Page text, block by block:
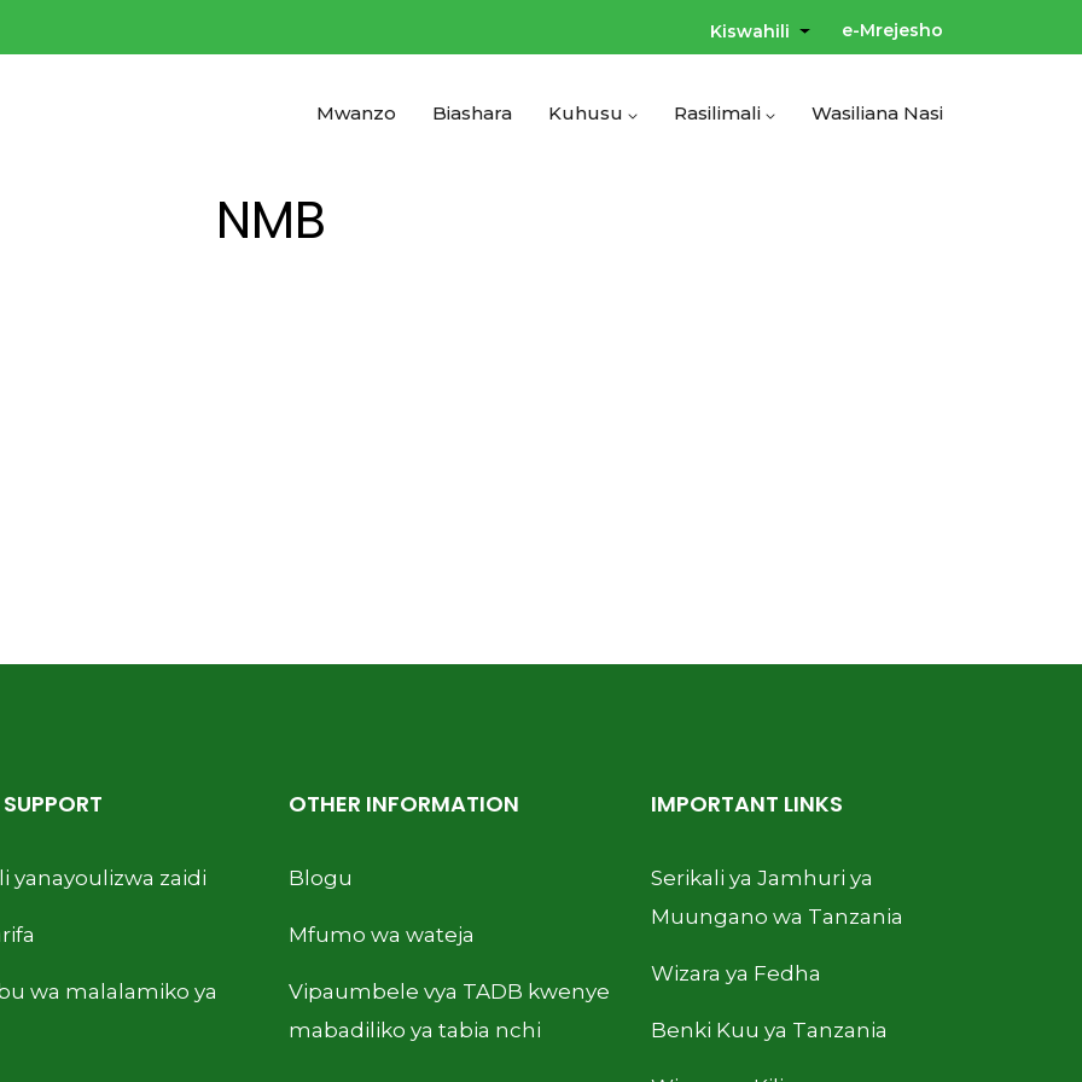
Kiswahili List additional actions
User
menu
e-Mrejesho
navigation
Mwanzo Biashara Kuhusu Rasilimali Wasiliana Nasi
NMB
yanayoulizwa zaidi
wa malalamiko ya
OTHER INFORMATION
Blogu
Mfumo wa wateja
Vipaumbele vya TADB kwenye
mabadiliko ya tabia nchi
IMPORTANT LINKS
Serikali ya Jamhuri ya
Muungano wa Tanzania
Wizara ya Fedha
Benki Kuu ya Tanzania